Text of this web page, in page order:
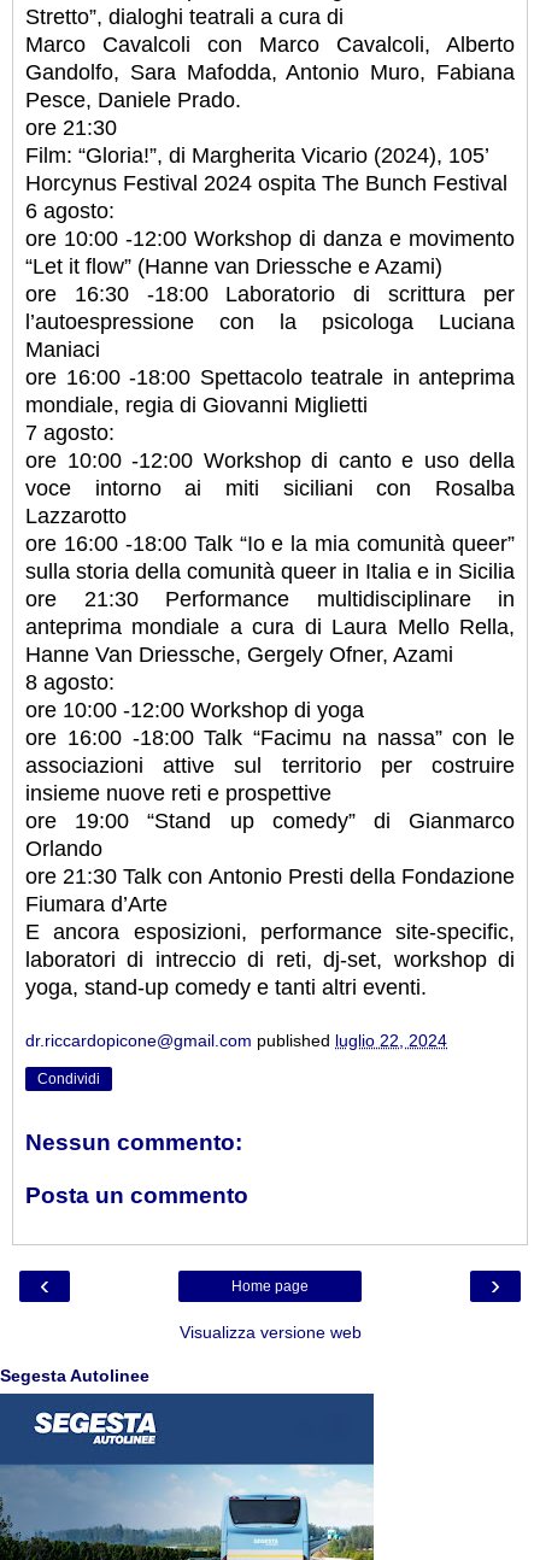
Stretto”, dialoghi teatrali a cura di
Marco Cavalcoli con Marco Cavalcoli, Alberto
Gandolfo, Sara Mafodda, Antonio Muro, Fabiana
Pesce, Daniele Prado.
ore 21:30
Film: “Gloria!”, di Margherita Vicario (2024), 105’
Horcynus Festival 2024 ospita The Bunch Festival
6 agosto:
ore 10:00 -12:00 Workshop di danza e movimento
“Let it flow” (Hanne van Driessche e Azami)
ore 16:30 -18:00 Laboratorio di scrittura per
l’autoespressione con la psicologa Luciana
Maniaci
ore 16:00 -18:00 Spettacolo teatrale in anteprima
mondiale, regia di Giovanni Miglietti
7 agosto:
ore 10:00 -12:00 Workshop di canto e uso della
voce intorno ai miti siciliani con Rosalba
Lazzarotto
ore 16:00 -18:00 Talk “Io e la mia comunità queer”
sulla storia della comunità queer in Italia e in Sicilia
ore 21:30 Performance multidisciplinare in
anteprima mondiale a cura di Laura Mello Rella,
Hanne Van Driessche, Gergely Ofner, Azami
8 agosto:
ore 10:00 -12:00 Workshop di yoga
ore 16:00 -18:00 Talk “Facimu na nassa” con le
associazioni attive sul territorio per costruire
insieme nuove reti e prospettive
ore 19:00 “Stand up comedy” di Gianmarco
Orlando
ore 21:30 Talk con Antonio Presti della Fondazione
Fiumara d’Arte
E ancora esposizioni, performance site-specific,
laboratori di intreccio di reti, dj-set, workshop di
yoga, stand-up comedy e tanti altri eventi.
dr.riccardopicone@gmail.com published luglio 22, 2024
Condividi
Nessun commento:
Posta un commento
‹ ›
Home page
Visualizza versione web
Segesta Autolinee